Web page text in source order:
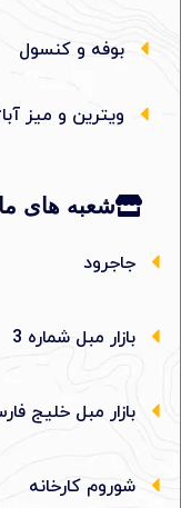
بوفه و کنسول
ویترین و میز
شعبه های ما
جاجرود
بازار مبل شماره 3
بازار مبل خلیج
شوروم کارخانه